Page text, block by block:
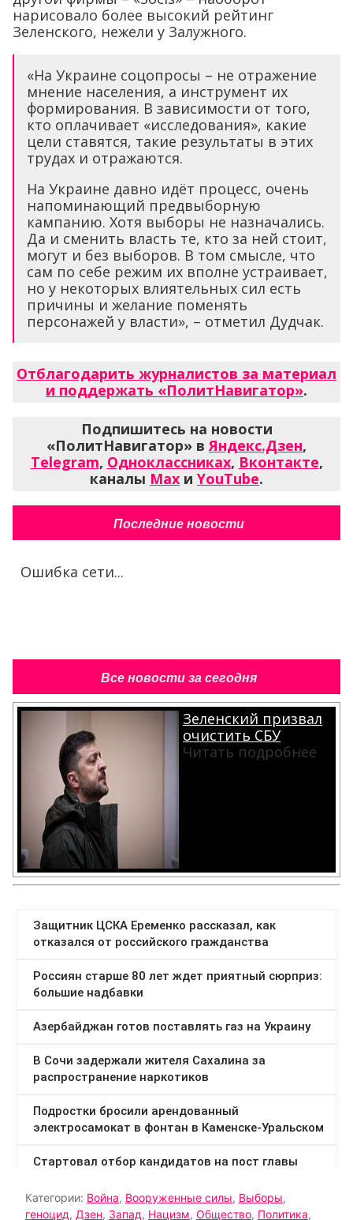
нарисовало более высокий рейтинг
Зеленского, нежели у Залужного.
«На Украине соцопросы – не отражение
мнение населения, а инструмент их
формирования. В зависимости от того,
кто оплачивает «исследования», какие
цели ставятся, такие результаты в этих
трудах и отражаются.
На Украине давно идёт процесс, очень
напоминающий предвыборную
кампанию. Хотя выборы не назначались.
Да и сменить власть те, кто за ней стоит,
могут и без выборов. В том смысле, что
сам по себе режим их вполне устраивает,
но у некоторых влиятельных сил есть
причины и желание поменять
персонажей у власти», – отметил Дудчак.
Отблагодарить журналистов за материал
и поддержать «ПолитНавигатор».
Подпишитесь на новости
«ПолитНавигатор» в Яндекс.Дзен,
Telegram, Одноклассниках, Вконтакте,
каналы Max и YouTube.
Последние новости
Ошибка сети...
Все новости за сегодня
Зеленский призвал
очистить СБУ
Читать подробнее
Категории: Война, Вооруженные силы, Выборы,
геноцид, Дзен, Запад, Нацизм, Общество, Политика,